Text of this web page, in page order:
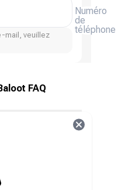
Numéro
de
téléphone
mail, veuillez
FAQ
en ligne
Baloot, très
peuvent